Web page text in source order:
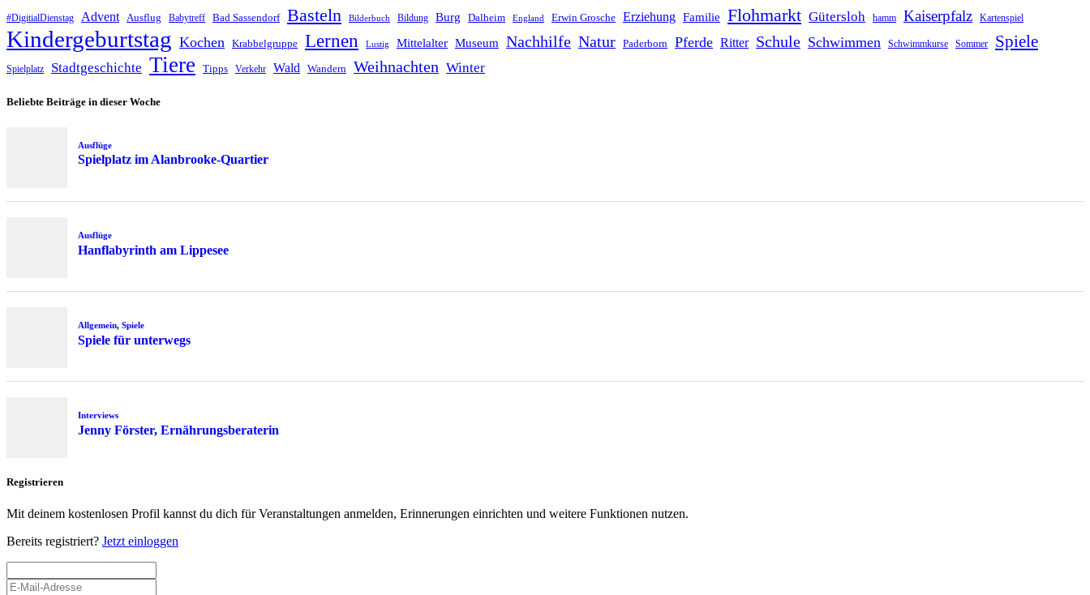
#DigitialDienstag Advent Ausflug Babytreff Bad Sassendorf Basteln Bilderbuch Bildung Burg Dalheim England Erwin Grosche Erziehung Familie Flohmarkt Gütersloh hamm Kaiserpfalz Kartenspiel
Kindergeburtstag Kochen Krabbelgruppe Lernen Lustig Mittelalter Museum Nachhilfe Natur Paderborn Pferde Ritter Schule Schwimmen Schwimmkurse Sommer Spiele
Spielplatz Stadtgeschichte Tiere Tipps Verkehr Wald Wandern Weihnachten Winter
Beliebte Beiträge in dieser Woche
Ausflüge
Spielplatz im Alanbrooke-Quartier
Ausflüge
Hanflabyrinth am Lippesee
Allgemein, Spiele
Spiele für unterwegs
Interviews
Jenny Förster, Ernährungsberaterin
Registrieren
Mit deinem kostenlosen Profil kannst du dich für Veranstaltungen anmelden, Erinnerungen einrichten und weitere Funktionen nutzen.
Bereits registriert? Jetzt einloggen